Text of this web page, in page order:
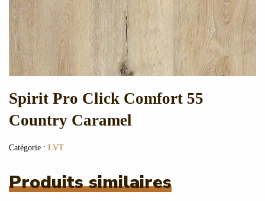
Spirit Pro Click Comfort 55
Country Caramel
Catégorie : LVT
Produits similaires